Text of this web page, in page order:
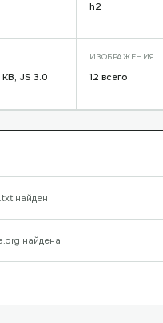
h2
JS 3.0
ИЗОБРАЖЕНИЯ
12 всего
найден
найдена